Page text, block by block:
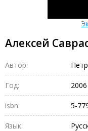
Алексей
Автор:
Год: 2006
isbn: 5-
Язык: